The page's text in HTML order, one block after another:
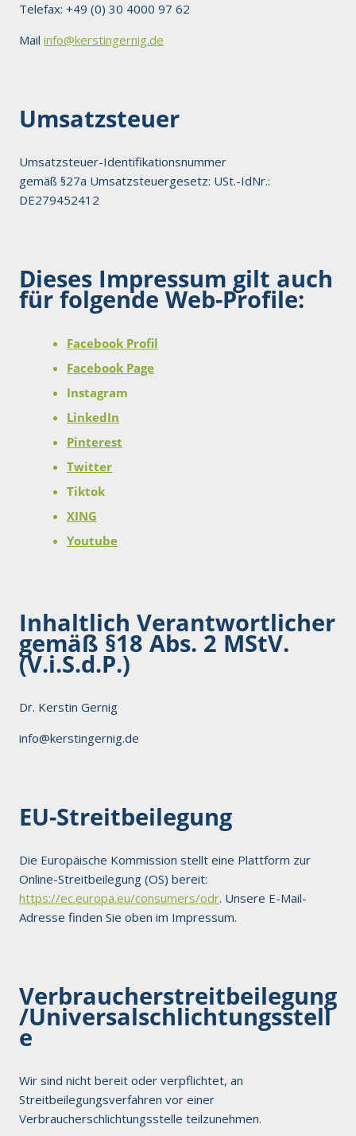
Telefax: +49 (0) 30 4000 97 62
Mail info@kerstingernig.de
Umsatzsteuer
Umsatzsteuer-Identifikationsnummer
gemäß §27a Umsatzsteuergesetz: USt.-IdNr.:
DE279452412
Dieses Impressum gilt auch
für folgende Web-Profile:
Facebook Profil
Facebook Page
Instagram
LinkedIn
Pinterest
Twitter
Tiktok
XING
Youtube
Inhaltlich Verantwortlicher
gemäß §18 Abs. 2 MStV.
(V.i.S.d.P.)
Dr. Kerstin Gernig
info@kerstingernig.de
EU-Streitbeilegung
Die Europäische Kommission stellt eine Plattform zur
Online-Streitbeilegung (OS) bereit:
https://ec.europa.eu/consumers/odr. Unsere E-Mail-
Adresse finden Sie oben im Impressum.
Verbraucherstreitbeilegung
/Universalschlichtungsstell
e
Wir sind nicht bereit oder verpflichtet, an
Streitbeilegungsverfahren vor einer
Verbraucherschlichtungsstelle teilzunehmen.